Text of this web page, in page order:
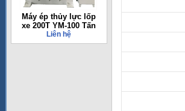
Máy ép thủy lực lốp
xe 200T YM-100 Tấn
Liên hệ